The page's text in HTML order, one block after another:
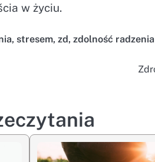
w życiu.
, stresem, zd, zdolność